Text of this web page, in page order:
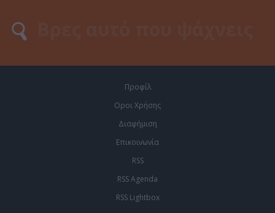
Προφίλ
Οροι Χρήσης
Διαφήμιση
Επικοινωνία
RSS
RSS Agenda
RSS Lightbox